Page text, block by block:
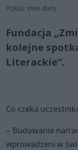
Pokaż inne daty
Fundacja
kolejne
Literackie”.
Co czeka
– Budowanie
wprowadzeni w